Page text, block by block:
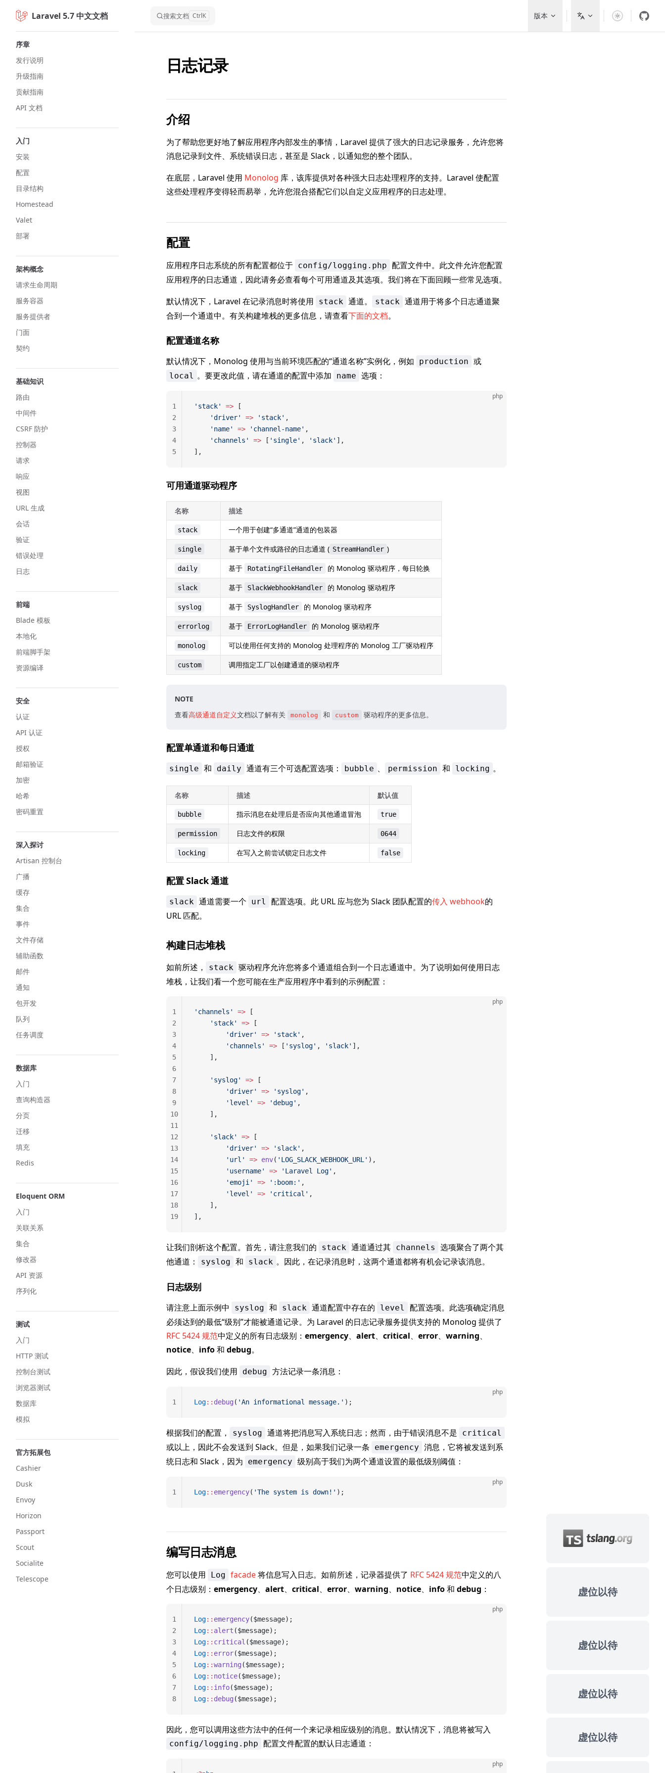
Skip to content
Laravel 5.7 中文文档 搜索文档 CtrlK 版本
序章
发行说明
升级指南
贡献指南
API 文档
入门
安装
配置
目录结构
Homestead
Valet
部署
架构概念
请求生命周期
服务容器
服务提供者
门面
契约
基础知识
路由
中间件
CSRF 防护
控制器
请求
响应
视图
URL 生成
会话
验证
错误处理
日志
前端
Blade 模板
本地化
前端脚手架
资源编译
安全
认证
API 认证
授权
邮箱验证
加密
哈希
密码重置
深入探讨
Artisan 控制台
广播
缓存
集合
事件
文件存储
辅助函数
邮件
通知
包开发
队列
任务调度
数据库
入门
查询构造器
分页
迁移
填充
Redis
Eloquent ORM
入门
关联关系
集合
修改器
API 资源
序列化
测试
入门
HTTP 测试
控制台测试
浏览器测试
数据库
模拟
官方拓展包
Cashier
Dusk
Envoy
Horizon
Passport
Scout
Socialite
Telescope
虚位以待
虚位以待
虚位以待
虚位以待
日志记录
介绍
为了帮助您更好地了解应用程序内部发生的事情，Laravel 提供了强大的日志记录服务，允许您将
消息记录到文件、系统错误日志，甚至是 Slack，以通知您的整个团队。
在底层，Laravel 使用 Monolog 库，该库提供对各种强大日志处理程序的支持。Laravel 使配置
这些处理程序变得轻而易举，允许您混合搭配它们以自定义应用程序的日志处理。
配置
应用程序日志系统的所有配置都位于 config/logging.php 配置文件中。此文件允许您配置
应用程序的日志通道，因此请务必查看每个可用通道及其选项。我们将在下面回顾一些常见选项。
默认情况下，Laravel 在记录消息时将使用
stack 通道。 stack 通道用于将多个日志通道聚
合到一个通道中。有关构建堆栈的更多信息，请查看下面的文档。
配置通道名称
默认情况下，Monolog 使用与当前环境匹配的“通道名称”实例化，例如 production 或
local 。要更改此值，请在通道的配置中添加 name 选项：
php
'stack' => [
    'driver'
=> 'stack' ,
    'name'
=> 'channel-name' ,
    'channels'
=> [ 'single' , 'slack' ],
],
1
2
3
4
5
可用通道驱动程序
名称 描述
stack 一个用于创建“多通道”通道的包装器
single 基于单个文件或路径的日志通道 ( StreamHandler )
daily 基于 RotatingFileHandler 的 Monolog 驱动程序，每日轮换
slack 基于 SlackWebhookHandler 的 Monolog 驱动程序
syslog 基于 SyslogHandler 的 Monolog 驱动程序
errorlog 基于 ErrorLogHandler 的 Monolog 驱动程序
monolog 可以使用任何支持的 Monolog 处理程序的 Monolog 工厂驱动程序
custom 调用指定工厂以创建通道的驱动程序
NOTE
查看高级通道自定义文档以了解有关 monolog 和 custom 驱动程序的更多信息。
配置单通道和每日通道
single 和 daily 通道有三个可选配置选项： bubble 、 permission 和 locking 。
名称 描述 默认值
bubble 指示消息在处理后是否应向其他通道冒泡 true
permission 日志文件的权限 0644
locking 在写入之前尝试锁定日志文件 false
配置 Slack 通道
slack 通道需要一个 url 配置选项。此 URL 应与您为 Slack 团队配置的传入 webhook的
URL 匹配。
构建日志堆栈
如前所述， stack 驱动程序允许您将多个通道组合到一个日志通道中。为了说明如何使用日志
堆栈，让我们看一个您可能在生产应用程序中看到的示例配置：
php
'channels' => [
    'stack'
=> [
        'driver'
=> 'stack' ,
        'channels'
=> [ 'syslog' , 'slack' ],
    ],
    'syslog'
=> [
        'driver'
=> 'syslog' ,
        'level'
=> 'debug' ,
    ],
    'slack'
=> [
        'driver'
=> 'slack' ,
        'url'
=> env( 'LOG_SLACK_WEBHOOK_URL' ),
        'username'
=> 'Laravel Log' ,
        'emoji'
=> ':boom:' ,
        'level'
=> 'critical' ,
    ],
],
1
2
3
4
5
6
7
8
9
10
11
12
13
14
15
16
17
18
19
让我们剖析这个配置。首先，请注意我们的 stack 通道通过其 channels
选项聚合了两个其
他通道：
syslog 和 slack 。因此，在记录消息时，这两个通道都将有机会记录该消息。
日志级别
请注意上面示例中 syslog 和 slack 通道配置中存在的 level
配置选项。此选项确定消息
必须达到的最低“级别”才能被通道记录。为 Laravel 的日志记录服务提供支持的 Monolog 提供了
RFC 5424 规范中定义的所有日志级别： emergency、 alert、 critical、 error、 warning、
notice、 info和 debug。
因此，假设我们使用
debug 方法记录一条消息：
php
Log:: debug ( 'An informational message.' );
1
根据我们的配置， syslog 通道将把消息写入系统日志；然而，由于错误消息不是 critical
或以上，因此不会发送到 Slack。但是，如果我们记录一条 emergency 消息，它将被发送到系
统日志和 Slack，因为
emergency 级别高于我们为两个通道设置的最低级别阈值：
php
Log:: emergency( 'The system is down!' );
1
编写日志消息
您可以使用 Log facade将信息写入日志。如前所述，记录器提供了 RFC 5424 规范中定义的八
个日志级别： emergency、 alert、 critical、 error、 warning、 notice、 info和 debug ：
php
Log:: emergency($message);
Log:: alert ($message);
Log:: critical ($message);
Log:: error($message);
Log::warning ($message);
Log:: notice($message);
Log:: info($message);
Log:: debug ($message);
1
2
3
4
5
6
7
8
因此，您可以调用这些方法中的任何一个来记录相应级别的消息。默认情况下，消息将被写入
config/logging.php 配置文件配置的默认日志通道：
php